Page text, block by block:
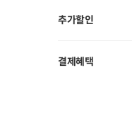
추가할인
결제혜택